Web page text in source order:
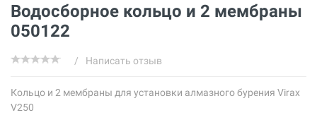
Водосборное кольцо и 2 мембраны
050122
/ Написать отзыв
Кольцо и 2 мембраны для установки алмазного бурения Virax
V250